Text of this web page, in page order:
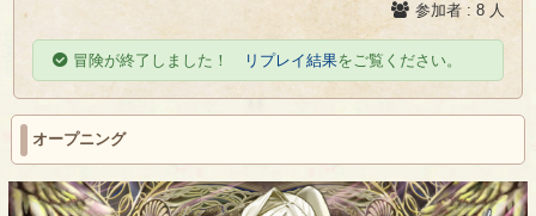
参加者 : 8 人
冒険が終了しました！ リプレイ結果をご覧ください。
オープニング